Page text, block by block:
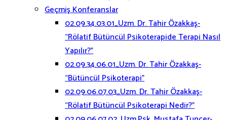
Geçmiş Konferanslar
02.09.34.03.01_Uzm. Dr. Tahir Özakkaş-
“Rölatif Bütüncül Psikoterapide Terapi Nasıl
Yapılır?”
02.09.34.06.01_Uzm. Dr. Tahir Özakkaş-
“Bütüncül Psikoterapi”
02.09.06.07.03_Uzm. Dr. Tahir Özakkaş-
“Rölatif Bütüncül Psikoterapi Nedir?”